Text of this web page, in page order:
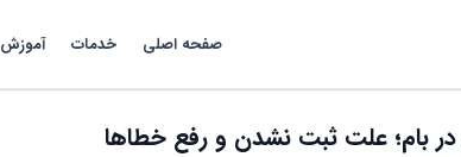
صفحه اصلی خدمات آموزش
بام؛ علت ثبت نشدن و رفع خطاها